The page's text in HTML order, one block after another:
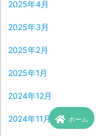
2025年4月
2025年3月
2025年2月
2025年1月
2024年12月
2024年11月 ホーム